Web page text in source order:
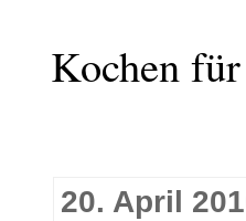
Kochen
20. April